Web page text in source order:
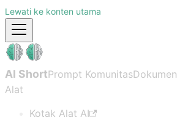
Lewati ke konten utama
AI ShortPrompt KomunitasDokumen
Alat
Kotak Alat AI